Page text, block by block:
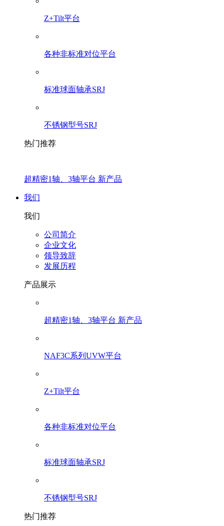
Z+Tilt平台
各种非标准对位平台
标准球面轴承SRJ
不锈钢型号SRJ
热门推荐
超精密1轴、3轴平台 新产品
我们
我们
公司简介
企业文化
领导致辞
发展历程
产品展示
超精密1轴、3轴平台 新产品
NAF3C系列UVW平台
Z+Tilt平台
各种非标准对位平台
标准球面轴承SRJ
不锈钢型号SRJ
热门推荐